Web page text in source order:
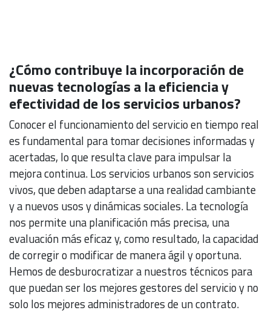
¿Cómo contribuye la incorporación de
nuevas tecnologías a la eficiencia y
efectividad de los servicios urbanos?
Conocer el funcionamiento del servicio en tiempo real
es fundamental para tomar decisiones informadas y
acertadas, lo que resulta clave para impulsar la
mejora continua. Los servicios urbanos son servicios
vivos, que deben adaptarse a una realidad cambiante
y a nuevos usos y dinámicas sociales. La tecnología
nos permite una planificación más precisa, una
evaluación más eficaz y, como resultado, la capacidad
de corregir o modificar de manera ágil y oportuna.
Hemos de desburocratizar a nuestros técnicos para
que puedan ser los mejores gestores del servicio y no
solo los mejores administradores de un contrato.